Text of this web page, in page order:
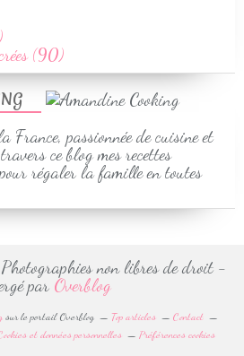
France, passionnée de cuisine et
ce blog mes recettes
régaler la famille en toutes
(90)
non libres de droit -
par Overblog
sur le portail Overblog Top articles
Contact
et données personnelles Préférences cookies